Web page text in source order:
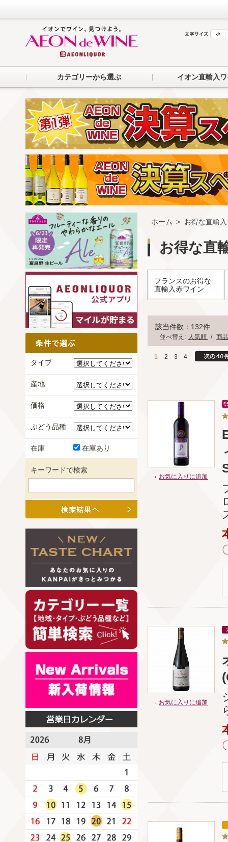
カテゴリーから選ぶ イオン直輸入
ホーム > お得な直輸
お得な直
フランスのお得な
直輸入赤ワイン
該当件数：132件
並べ替え: 人気順 / 商
1 2 3 4
お気に入りに追加
お気に入りに追加
タイプ
産地
価格
ぶどう品種
在庫 在庫あり
キーワードで検索